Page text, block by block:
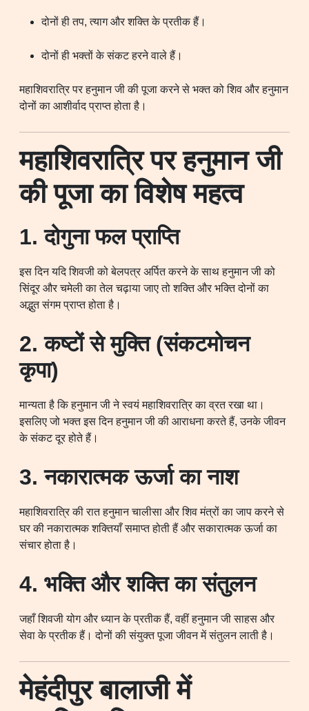
दोनों ही तप, त्याग और शक्ति के प्रतीक हैं।
दोनों ही भक्तों के संकट हरने वाले हैं।
महाशिवरात्रि पर हनुमान जी की पूजा करने से भक्त को शिव और हनुमान
दोनों का आशीर्वाद प्राप्त होता है।
महाशिवरात्रि पर हनुमान जी
की पूजा का विशेष महत्व
1. दोगुना फल प्राप्ति
इस दिन यदि शिवजी को बेलपत्र अर्पित करने के साथ हनुमान जी को
सिंदूर और चमेली का तेल चढ़ाया जाए तो शक्ति और भक्ति दोनों का
अद्भुत संगम प्राप्त होता है।
2. कष्टों से मुक्ति (संकटमोचन
कृपा)
मान्यता है कि हनुमान जी ने स्वयं महाशिवरात्रि का व्रत रखा था।
इसलिए जो भक्त इस दिन हनुमान जी की आराधना करते हैं, उनके जीवन
के संकट दूर होते हैं।
3. नकारात्मक ऊर्जा का नाश
महाशिवरात्रि की रात हनुमान चालीसा और शिव मंत्रों का जाप करने से
घर की नकारात्मक शक्तियाँ समाप्त होती हैं और सकारात्मक ऊर्जा का
संचार होता है।
4. भक्ति और शक्ति का संतुलन
जहाँ शिवजी योग और ध्यान के प्रतीक हैं, वहीं हनुमान जी साहस और
सेवा के प्रतीक हैं। दोनों की संयुक्त पूजा जीवन में संतुलन लाती है।
मेहंदीपुर बालाजी में